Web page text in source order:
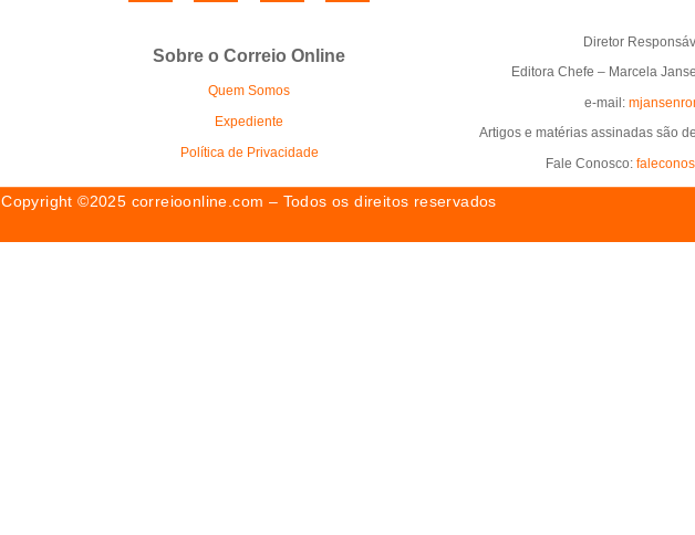
Sobre o Correio Online
Quem Somos
Expediente
Política de Privacidade
Diretor
Editora Chefe – Marcela
e-mail:
Artigos e matérias assinadas são
Fale Conosco:
Copyright ©2025 correioonline.com – Todos os direitos reservados